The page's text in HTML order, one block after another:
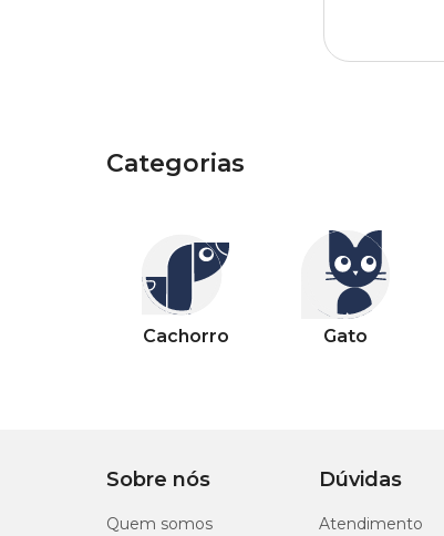
Categorias
Cachorro Gato
Sobre nós
Quem somos
Dúvidas
Atendimento